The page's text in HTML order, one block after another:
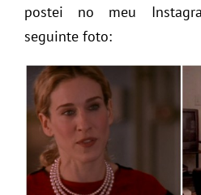
postei no meu
seguinte foto: